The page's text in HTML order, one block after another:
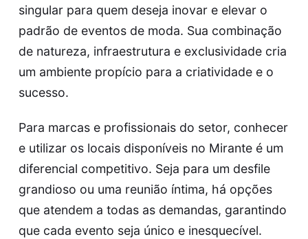
singular para quem deseja inovar e elevar o
padrão de eventos de moda. Sua combinação
de natureza, infraestrutura e exclusividade cria
um ambiente propício para a criatividade e o
sucesso.
Para marcas e profissionais do setor, conhecer
e utilizar os locais disponíveis no Mirante é um
diferencial competitivo. Seja para um desfile
grandioso ou uma reunião íntima, há opções
que atendem a todas as demandas, garantindo
que cada evento seja único e inesquecível.